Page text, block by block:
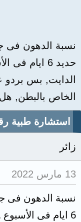
حديد 6
الدايت, بس بردو
الخاص بالبطن,
استشارة طبية رقم
زائر
13 مارس 2022
6 ايام فى